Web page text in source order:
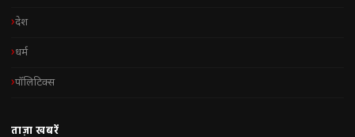
देश
धर्म
पॉलिटिक्स
ताज़ा खबरें